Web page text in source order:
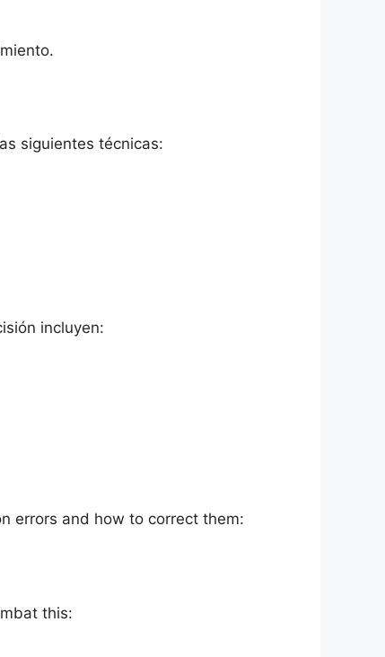
siguientes técnicas:
incluyen:
errors and how to correct them:
this: